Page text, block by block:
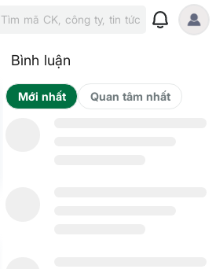
Tìm mã CK, công ty, tin tức
Bình luận
Mới nhất